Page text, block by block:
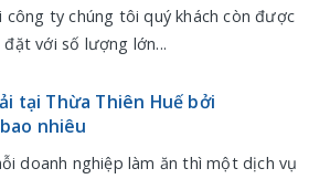
công ty chúng tôi quý khách còn được
với số lượng lớn...
tại Thừa Thiên Huế bởi
nhiêu
doanh nghiệp làm ăn thì một dịch vụ